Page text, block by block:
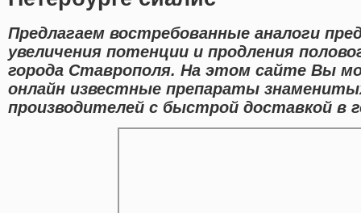
Предлагаем востребованные аналоги
увеличения потенции и продления
города Ставрополя. На этом сайте Вы
онлайн известные препараты
производителей с быстрой доставкой в